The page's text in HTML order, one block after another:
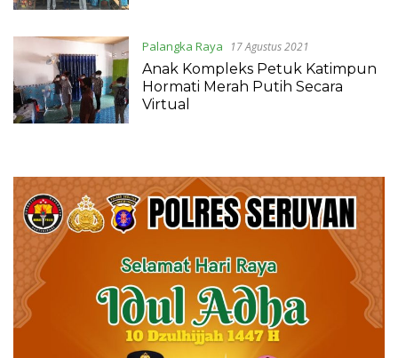
Palangka Raya 17 Agustus 2021
Anak Kompleks Petuk Katimpun
Hormati Merah Putih Secara
Virtual